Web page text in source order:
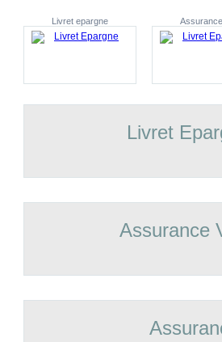
Livret epargne
Livret
Assurance